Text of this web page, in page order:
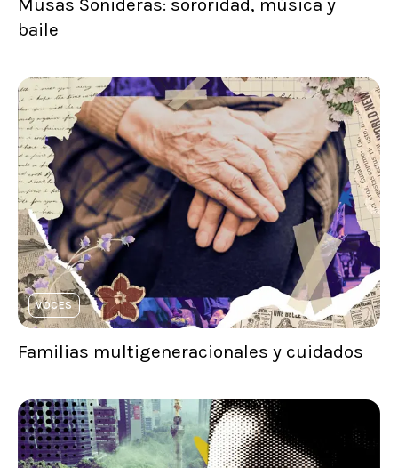
Musas Sonideras: sororidad, música y
baile
VOCES
Familias multigeneracionales y cuidados